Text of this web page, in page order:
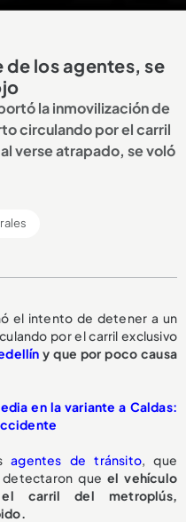
de los agentes, se
la inmovilización de
circulando por el carril
verse atrapado, se voló
el intento de detener a un
por el carril exclusivo
y que por poco causa
en la variante a Caldas:
agentes de tránsito, que
que el vehículo
carril del metroplús,